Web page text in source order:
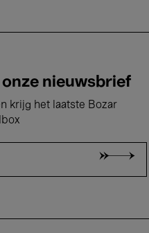
nieuwsbrief
krijg het laatste Bozar